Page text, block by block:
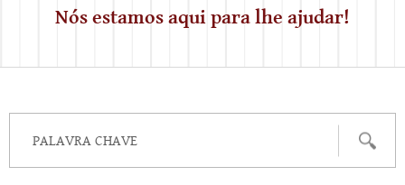
Nós estamos aqui para lhe ajudar!